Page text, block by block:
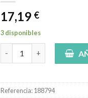
17,19 €
3 disponibles
Bepanthol Calm Crema
Referencia:188794